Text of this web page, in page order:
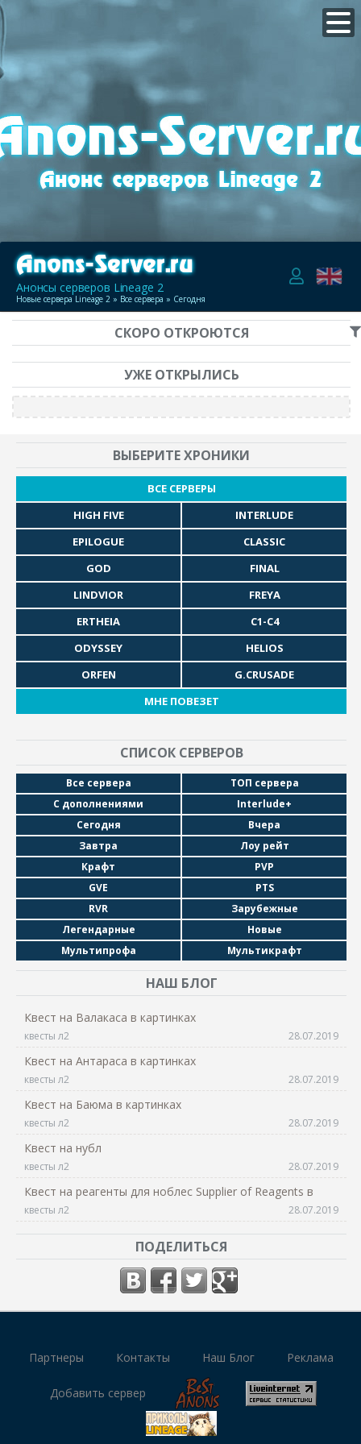
Анонсы серверов Lineage 2
Новые сервера Lineage 2 » Все сервера » Сегодня
СКОРО ОТКРОЮТСЯ
УЖЕ ОТКРЫЛИСЬ
ВЫБЕРИТЕ ХРОНИКИ
ВСЕ СЕРВЕРЫ
HIGH FIVE
INTERLUDE
EPILOGUE
CLASSIC
GOD
FINAL
LINDVIOR
FREYA
ERTHEIA
C1-C4
ODYSSEY
HELIOS
ORFEN
G.CRUSADE
МНЕ ПОВЕЗЕТ
СПИСОК СЕРВЕРОВ
Все сервера
ТОП сервера
С дополнениями
Interlude+
Сегодня
Вчера
Завтра
Лоу рейт
Крафт
PVP
GVE
PTS
RVR
Зарубежные
Легендарные
Новые
Мультипрофа
Мультикрафт
НАШ БЛОГ
Квест на Валакаса в картинках
квесты л2 28.07.2019
Квест на Антараса в картинках
квесты л2 28.07.2019
Квест на Баюма в картинках
квесты л2 28.07.2019
Квест на нубл
квесты л2 28.07.2019
Квест на реагенты для ноблес Supplier of Reagents в
квесты л2 28.07.2019
ПОДЕЛИТЬСЯ
Партнеры Контакты Наш Блог Реклама
Добавить сервер